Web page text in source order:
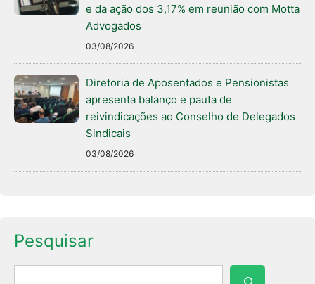
e da ação dos 3,17% em reunião com Motta
Advogados
03/08/2026
Diretoria de Aposentados e Pensionistas
apresenta balanço e pauta de
reivindicações ao Conselho de Delegados
Sindicais
03/08/2026
Pesquisar